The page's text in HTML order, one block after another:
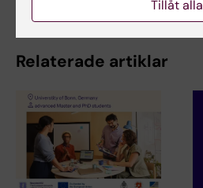
Relaterade artiklar
Tillåt alla